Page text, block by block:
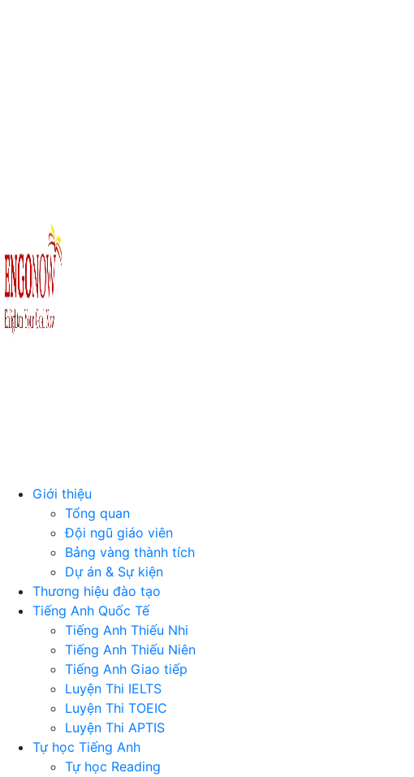
Giới thiệu
Tổng quan
Đội ngũ giáo viên
Bảng vàng thành tích
Dự án & Sự kiện
Thương hiệu đào tạo
Tiếng Anh Quốc Tế
Tiếng Anh Thiếu Nhi
Tiếng Anh Thiếu Niên
Tiếng Anh Giao tiếp
Luyện Thi IELTS
Luyện Thi TOEIC
Luyện Thi APTIS
Tự học Tiếng Anh
Tự học Reading